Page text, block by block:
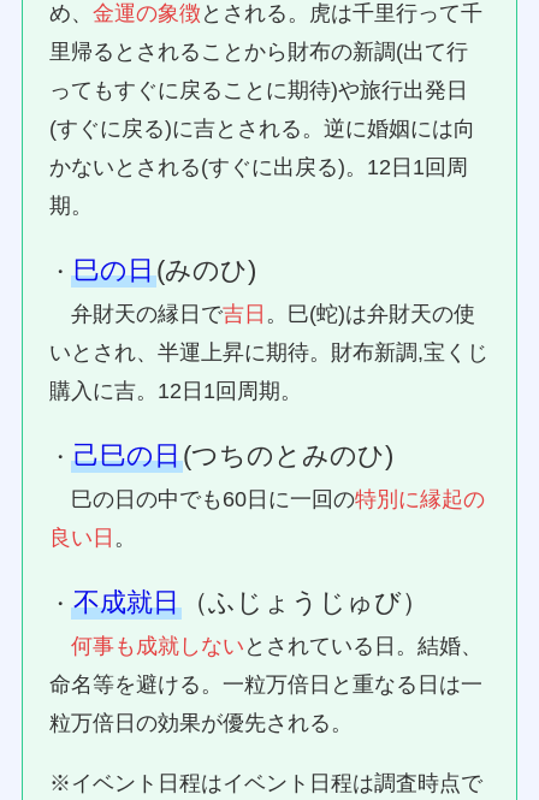
め、金運の象徴 とされる。虎は千里行って千
里帰るとされることから財布の新調(出て行
ってもすぐに戻ることに期待)や旅行出発日
(すぐに戻る)に吉とされる。逆に婚姻には向
かないとされる(すぐに出戻る)。12日1回周
期。
・巳の日(みのひ)
弁財天の縁日で吉日 。巳(蛇)は弁財天の使
いとされ、半運上昇に期待。財布新調,宝くじ
購入に吉。12日1回周期。
・己巳の日(つちのとみのひ)
巳の日の中でも60日に一回の特別に縁起の
良い日 。
・不成就日 （ふじょうじゅび）
何事も成就しない とされている日。結婚、
命名等を避ける。一粒万倍日と重なる日は一
粒万倍日の効果が優先される。
※イベント日程はイベント日程は調査時点で